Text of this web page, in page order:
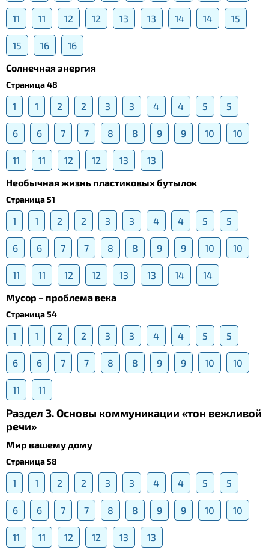
11 11 12 12 13 13 14 14 15
15 16
16
Солнечная энергия
Страница 48
1 1 2 2 3 3 4 4 5 5
6 6 7 7 8 8 9 9 10 10
11 11 12 12 13
13
Необычная жизнь пластиковых бутылок
Страница 51
1 1 2 2 3 3 4 4 5 5
6 6 7 7 8 8 9 9 10 10
11 11 12 12 13 13 14
14
Мусор – проблема века
Страница 54
1 1 2 2 3 3 4 4 5 5
6 6 7 7 8 8 9 9 10 10
11 11
Раздел 3. Основы коммуникации «тон вежливой
речи»
Мир вашему дому
Страница 58
1 1 2 2 3 3 4 4 5 5
6 6 7 7 8 8 9 9 10 10
11 11 12 12 13
13